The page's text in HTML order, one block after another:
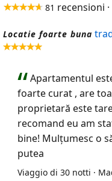
81 recensioni
Locatie foarte buna
Apartamentul
foarte curat , are
proprietară este
recomand eu am
bine! Mulțumesc o
putea
Viaggio di 30 notti ·